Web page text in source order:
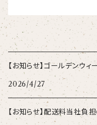
【お知らせ】ゴールデンウ
2026/4/27
【お知らせ】配送料当社負